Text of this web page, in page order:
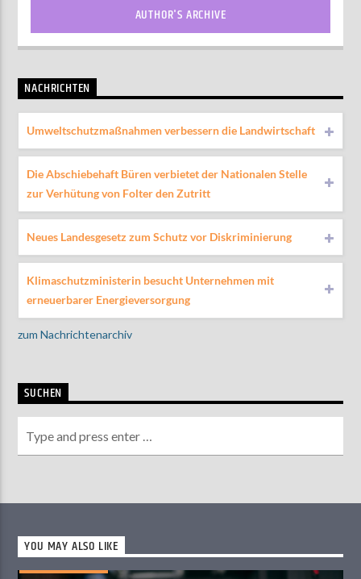
AUTHOR'S ARCHIVE
NACHRICHTEN
Umweltschutzmaßnahmen verbessern die Landwirtschaft
Die Abschiebehaft Büren verbietet der Nationalen Stelle
zur Verhütung von Folter den Zutritt
Neues Landesgesetz zum Schutz vor Diskriminierung
Klimaschutzministerin besucht Unternehmen mit
erneuerbarer Energieversorgung
zum Nachrichtenarchiv
SUCHEN
YOU MAY ALSO LIKE